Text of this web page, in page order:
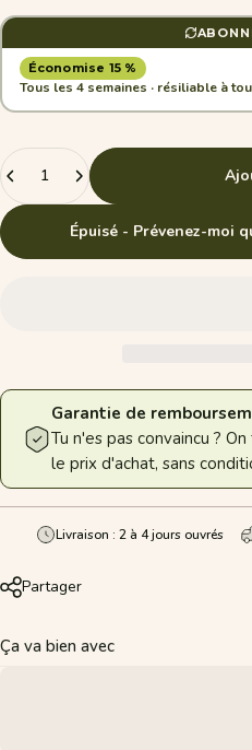
Économise 15 %
Tous les 4 semaines · résiliable à
Quantité
Épuisé - Prévenez-moi
Garantie de
Tu n'es pas convaincu ?
le prix d'achat, sans
Livraison : 2 à 4 jours ouvrés
Partager
Ça va bien avec